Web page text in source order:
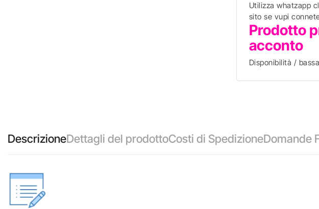
Utilizza whatzapp
sito se vupi
Prodotto
acconto
Disponibilità / bassa
DescrizioneDettagli del prodottoCosti di SpedizioneDomande